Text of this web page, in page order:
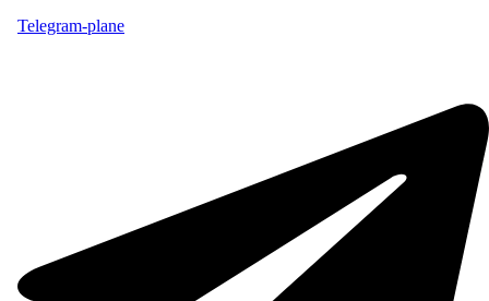
Telegram-plane